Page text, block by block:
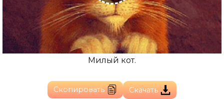
Милый кот.
Скопировать Скачать